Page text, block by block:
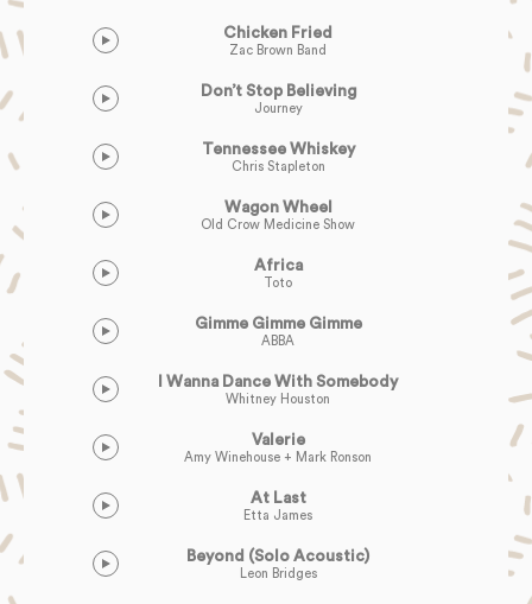
Chicken Fried
Zac Brown Band
Don’t Stop Believing
Journey
Tennessee Whiskey
Chris Stapleton
Wagon Wheel
Old Crow Medicine Show
Africa
Toto
Gimme Gimme Gimme
ABBA
I Wanna Dance With Somebody
Whitney Houston
Valerie
Amy Winehouse + Mark Ronson
At Last
Etta James
Beyond (Solo Acoustic)
Leon Bridges